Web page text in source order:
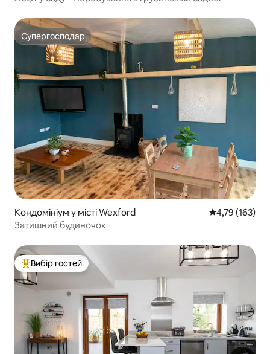
Супергосподар
Супергосподар
Кондомініум у місті Wexford Середня
4,79 (163)
Затишний будиночок
Топ вибір гостей
Вибір гостей